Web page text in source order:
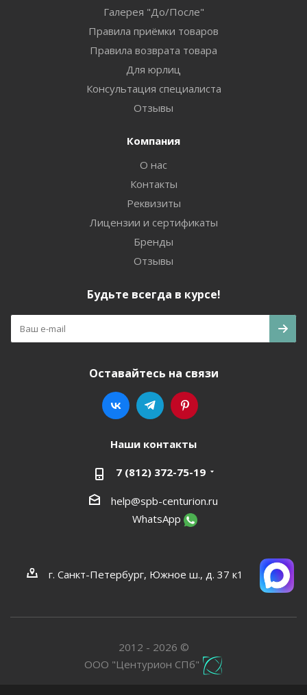
Галерея "До/После"
Правила приёмки товаров
Правила возврата товара
Для юрлиц
Консультация специалиста
Отзывы
Компания
О нас
Контакты
Реквизиты
Лицензии и сертификаты
Бренды
Отзывы
Будьте всегда в курсе!
Оставайтесь на связи
Наши контакты
7 (812) 372-75-19
help@spb-centurion.ru
WhatsApp
г. Санкт-Петербург, Южное ш., д. 37 к1
2012 - 2026 ©
ООО "Центурион СПб"